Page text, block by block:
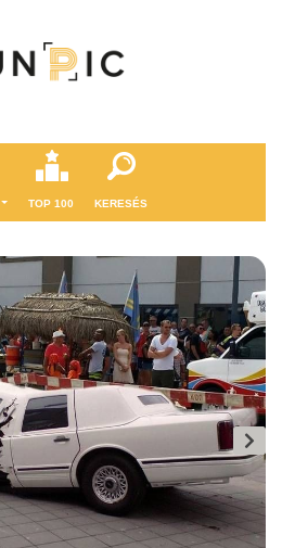
TOP 100 KERESÉS